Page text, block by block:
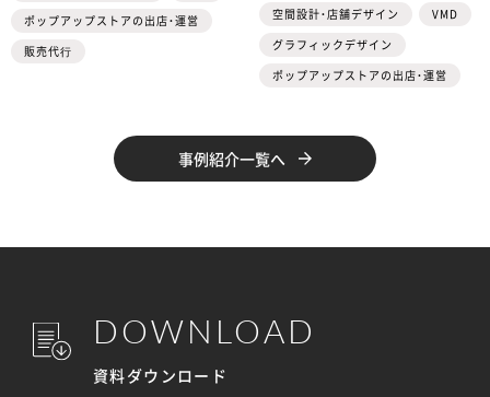
ポップアップストアの出店・運営
販売代⾏
空間設計・店舗デザイン
VMD
グラフィックデザイン
ポップアップストアの出店・運営
事例紹介一覧へ
DOWNLOAD
資料ダウンロード